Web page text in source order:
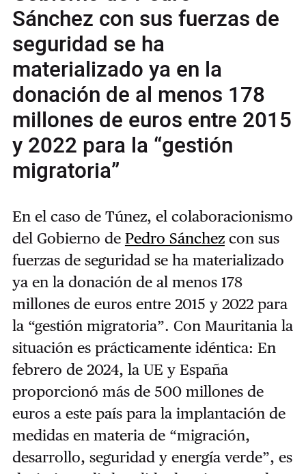
Sánchez con sus fuerzas de
seguridad se ha
materializado ya en la
donación de al menos 178
millones de euros entre 2015
y 2022 para la “gestión
migratoria”
En el caso de Túnez, el colaboracionismo
del Gobierno de Pedro Sánchezcon sus
fuerzas de seguridad se ha materializado
ya en la donación de al menos 178
millones de euros entre 2015 y 2022 para
la “gestión migratoria”. Con Mauritania la
situación es prácticamente idéntica: En
febrero de 2024, la UE y España
proporcionó más de 500 millones de
euros a este país para la implantación de
medidas en materia de “migración,
desarrollo, seguridad y energía verde”, es